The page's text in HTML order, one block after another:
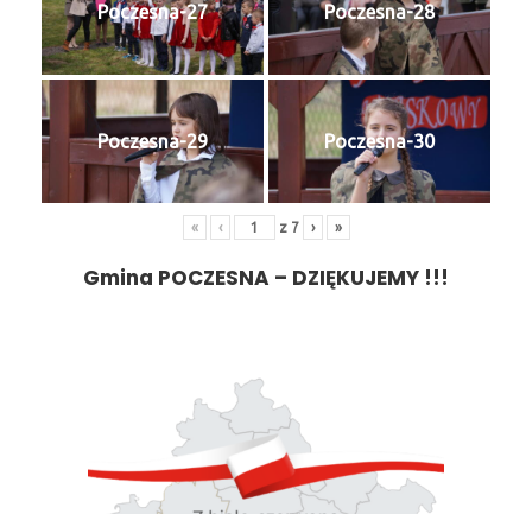
Poczesna-27 Poczesna-28
Poczesna-29 Poczesna-30
« ‹ z 7 › »
Gmina POCZESNA – DZIĘKUJEMY !!!